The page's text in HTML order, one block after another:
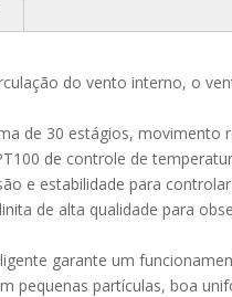
do vento interno, o
de 30 estágios,
de controle de
e estabilidade para
de alta qualidade para
garante um
pequenas partículas, boa